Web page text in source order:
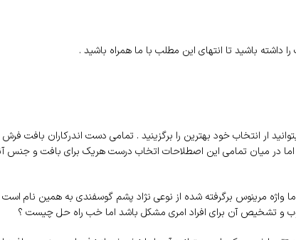
داشته باشید تا انتهای این مطلب با ما همراه باشید .
ار انتخاب خود بهترین را برگزینید . تمامی دست اندرکاران بافت فرش
اما در میان تمامی این اصطلاحات اتخاب درست هریک برای بافت و جنس
واژه مرینوس برگرفته شده از نوعی نژاد پشم گوسفندی به همین نام
و تشخیص آن برای افراد امری مشکل باشد اما خب راه حل چیست ؟